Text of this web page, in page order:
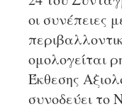
οι συνέπειες
ομολογείται
Έκθεσης
συνοδεύει το